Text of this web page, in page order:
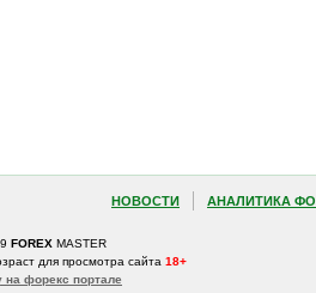
НОВОСТИ АНАЛИТИКА
FOREX MASTER
для просмотра сайта 18+
на форекс портале